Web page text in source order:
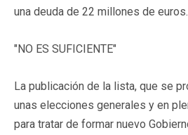
una deuda de 22 millones de euros.
"NO ES SUFICIENTE"
La publicación de la lista, que se
unas elecciones generales y en
para tratar de formar nuevo